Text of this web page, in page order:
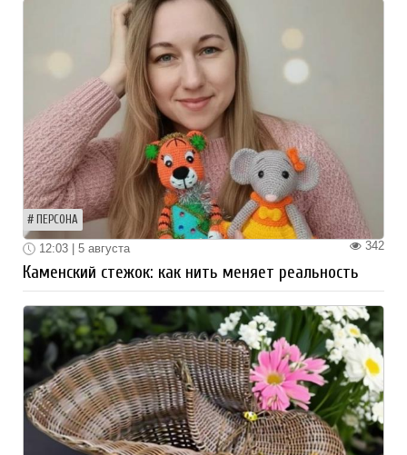
ПЕРСОНА
342
12:03 | 5 августа
Каменский стежок: как нить меняет реальность